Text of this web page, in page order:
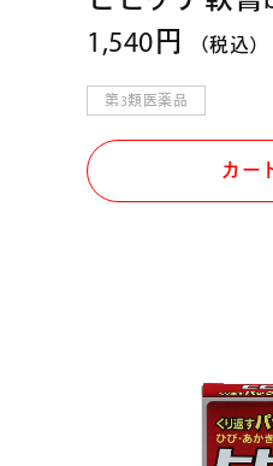
1,540円
（税込）
第3類医薬品
カー